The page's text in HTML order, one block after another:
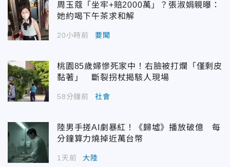
周玉蔻「坐牢+賠2000萬」？張淑娟親曝：
她約喝下午茶求和解
20小時前 要聞
桃園85歲婦慘死家中！右臉被打爛「僅剩皮
黏著」 斷裂拐杖揭駭人現場
58分鐘前 社會
陸男手搓AI劇暴紅！《歸墟》播放破億 每
分鐘算力燒掉近萬台幣
1天前 大陸